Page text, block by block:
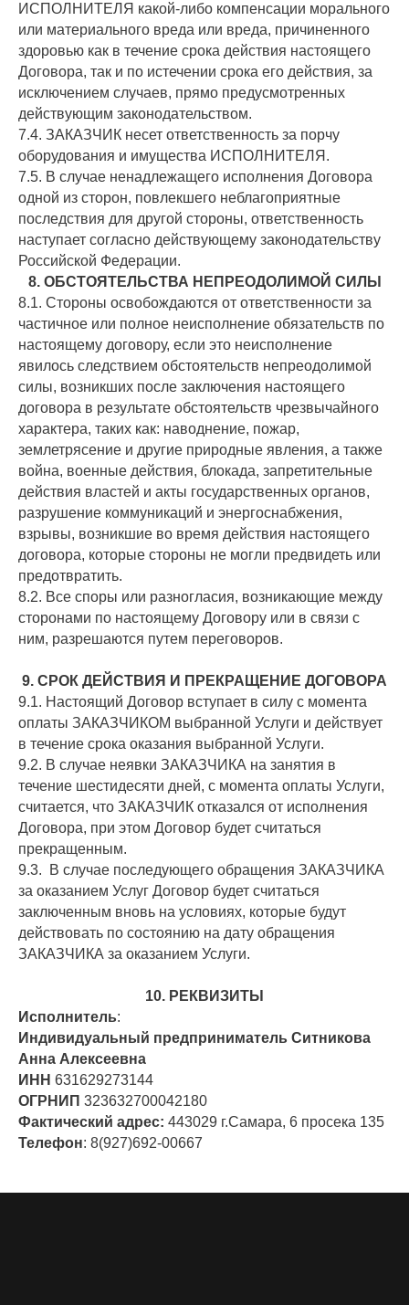
ИСПОЛНИТЕЛЯ какой-либо компенсации морального
или материального вреда или вреда, причиненного
здоровью как в течение срока действия настоящего
Договора, так и по истечении срока его действия, за
исключением случаев, прямо предусмотренных
действующим законодательством.
7.4. ЗАКАЗЧИК несет ответственность за порчу
оборудования и имущества ИСПОЛНИТЕЛЯ.
7.5. В случае ненадлежащего исполнения Договора
одной из сторон, повлекшего неблагоприятные
последствия для другой стороны, ответственность
наступает согласно действующему законодательству
Российской Федерации.
8. ОБСТОЯТЕЛЬСТВА НЕПРЕОДОЛИМОЙ СИЛЫ
8.1. Стороны освобождаются от ответственности за
частичное или полное неисполнение обязательств по
настоящему договору, если это неисполнение
явилось следствием обстоятельств непреодолимой
силы, возникших после заключения настоящего
договора в результате обстоятельств чрезвычайного
характера, таких как: наводнение, пожар,
землетрясение и другие природные явления, а также
война, военные действия, блокада, запретительные
действия властей и акты государственных органов,
разрушение коммуникаций и энергоснабжения,
взрывы, возникшие во время действия настоящего
договора, которые стороны не могли предвидеть или
предотвратить.
8.2. Все споры или разногласия, возникающие между
сторонами по настоящему Договору или в связи с
ним, разрешаются путем переговоров.
9. СРОК ДЕЙСТВИЯ И ПРЕКРАЩЕНИЕ ДОГОВОРА
9.1. Настоящий Договор вступает в силу с момента
оплаты ЗАКАЗЧИКОМ выбранной Услуги и действует
в течение срока оказания выбранной Услуги.
9.2. В случае неявки ЗАКАЗЧИКА на занятия в
течение шестидесяти дней, с момента оплаты Услуги,
считается, что ЗАКАЗЧИК отказался от исполнения
Договора, при этом Договор будет считаться
прекращенным.
9.3. В случае последующего обращения ЗАКАЗЧИКА
за оказанием Услуг Договор будет считаться
заключенным вновь на условиях, которые будут
действовать по состоянию на дату обращения
ЗАКАЗЧИКА за оказанием Услуги.
10. РЕКВИЗИТЫ
Исполнитель:
Индивидуальный предприниматель Ситникова
Анна Алексеевна
ИНН 631629273144
ОГРНИП 323632700042180
Фактический адрес: 443029 г.Самара, 6 просека 135
Телефон: 8(927)692-00667